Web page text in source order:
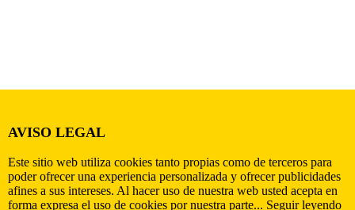
AVISO LEGAL
Este sitio web utiliza cookies tanto propias como de terceros para
poder ofrecer una experiencia personalizada y ofrecer publicidades
afines a sus intereses. Al hacer uso de nuestra web usted acepta en
forma expresa el uso de cookies por nuestra parte... Seguir leyendo